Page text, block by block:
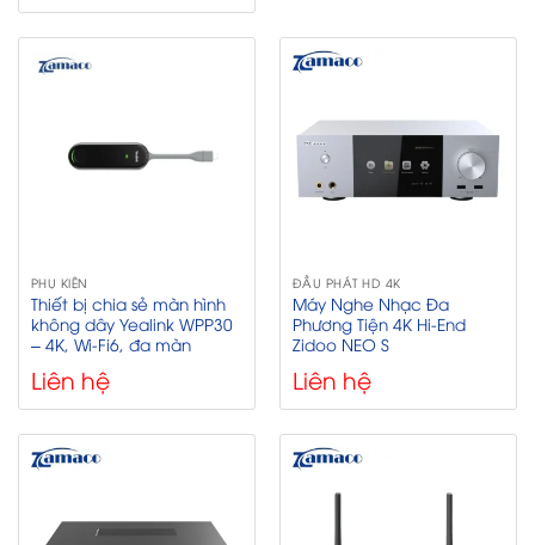
PHỤ KIỆN
Thiết bị chia sẻ màn hình
không dây Yealink WPP30
– 4K, Wi-Fi6, đa màn
Liên hệ
ĐẦU PHÁT HD 4K
Máy Nghe Nhạc Đa
Phương Tiện 4K Hi-End
Zidoo NEO S
Liên hệ